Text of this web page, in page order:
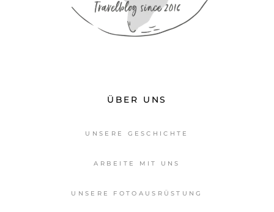
ÜBER UNS
UNSERE GESCHICHTE
ARBEITE MIT UNS
UNSERE FOTOAUSRÜSTUNG